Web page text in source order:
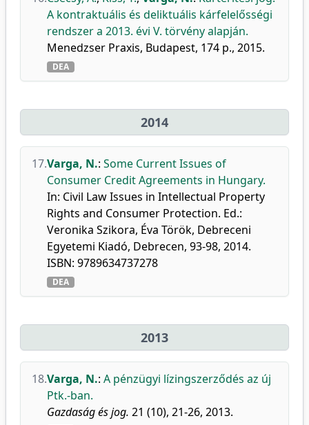
A kontraktuális és deliktuális kárfelelősségi
rendszer a 2013. évi V. törvény alapján.
Menedzser Praxis, Budapest, 174 p., 2015.
DEA
2014
17.Varga, N.: Some Current Issues of
Consumer Credit Agreements in Hungary.
In: Civil Law Issues in Intellectual Property
Rights and Consumer Protection. Ed.:
Veronika Szikora, Éva Török, Debreceni
Egyetemi Kiadó, Debrecen, 93-98, 2014.
ISBN: 9789634737278
DEA
2013
18.Varga, N.: A pénzügyi lízingszerződés az új
Ptk.-ban.
Gazdaság és jog. 21 (10), 21-26, 2013.